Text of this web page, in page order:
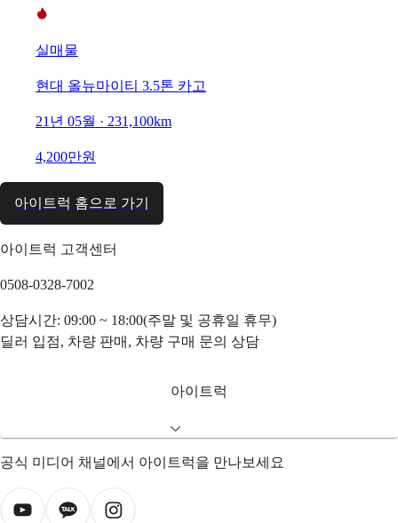
실매물
현대 올뉴마이티 3.5톤 카고
21년 05월 · 231,100km
4,200만원
아이트럭 홈으로 가기
아이트럭 고객센터
0508-0328-7002
상담시간: 09:00 ~ 18:00(주말 및 공휴일 휴무)
딜러 입점, 차량 판매, 차량 구매 문의 상담
아이트럭
공식 미디어 채널에서 아이트럭을 만나보세요